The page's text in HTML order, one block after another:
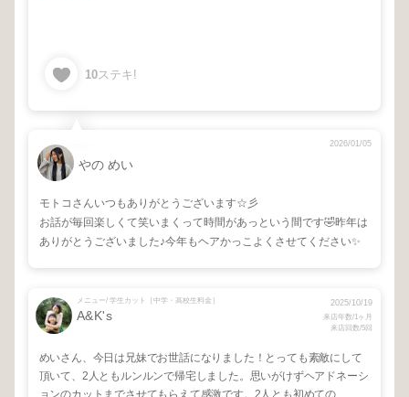
10ステキ!
やの めい
2026/01/05
モトコさんいつもありがとうございます☆彡
お話が毎回楽しくて笑いまくって時間があっという間です🤣昨年は
ありがとうございました♪今年もヘアかっこよくさせてください✨
メニュー/ 学生カット［中学・高校生料金］
A&K's
2025/10/19
来店年数/1ヶ月
来店回数/5回
めいさん、今日は兄妹でお世話になりました！とっても素敵にして
頂いて、2人ともルンルンで帰宅しました。思いがけずヘアドネーシ
ョンのカットまでさせてもらえて感激です。2人とも初めての